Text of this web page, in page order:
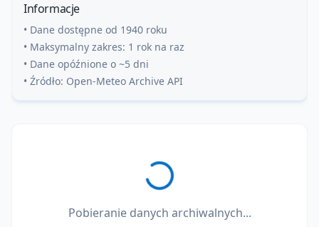
Informacje
• Dane dostępne od 1940 roku
• Maksymalny zakres: 1 rok na raz
• Dane opóźnione o ~5 dni
• Źródło: Open-Meteo Archive API
Pobieranie danych archiwalnych...